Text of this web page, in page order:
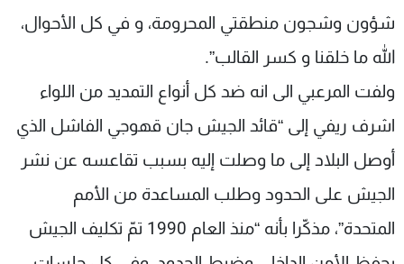
شؤون وشجون منطقتي المحرومة، و في كل الأحوال،
الله ما خلقنا و كسر القالب”.
ولفت المرعبي الى انه ضد كل أنواع التمديد من اللواء
اشرف ريفي إلى “قائد الجيش جان قهوجي الفاشل الذي
أوصل البلاد إلى ما وصلت إليه بسبب تقاعسه عن نشر
الجيش على الحدود وطلب المساعدة من الأمم
المتحدة”، مذكّرا بأنه “منذ العام 1990 تمّ تكليف الجيش